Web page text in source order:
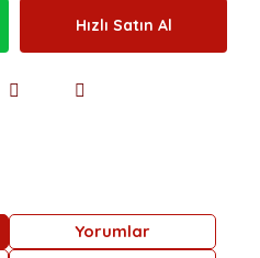
Hızlı Satın Al
Yorumlar